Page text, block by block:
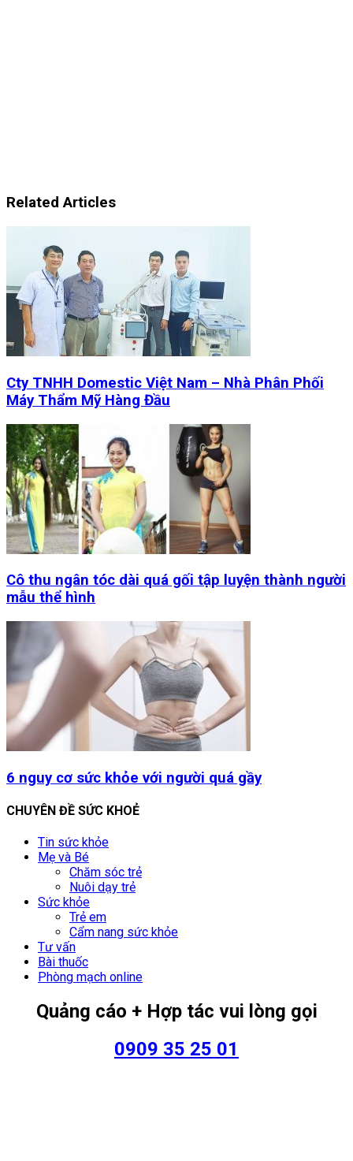
Related Articles
Cty TNHH Domestic Việt Nam – Nhà Phân Phối
Máy Thẩm Mỹ Hàng Đầu
Cô thu ngân tóc dài quá gối tập luyện thành người
mẫu thể hình
6 nguy cơ sức khỏe với người quá gầy
CHUYÊN ĐỀ SỨC KHOẺ
Tin sức khỏe
Mẹ và Bé
Chăm sóc trẻ
Nuôi dạy trẻ
Sức khỏe
Trẻ em
Cẩm nang sức khỏe
Tư vấn
Bài thuốc
Phòng mạch online
Quảng cáo + Hợp tác vui lòng gọi
0909 35 25 01